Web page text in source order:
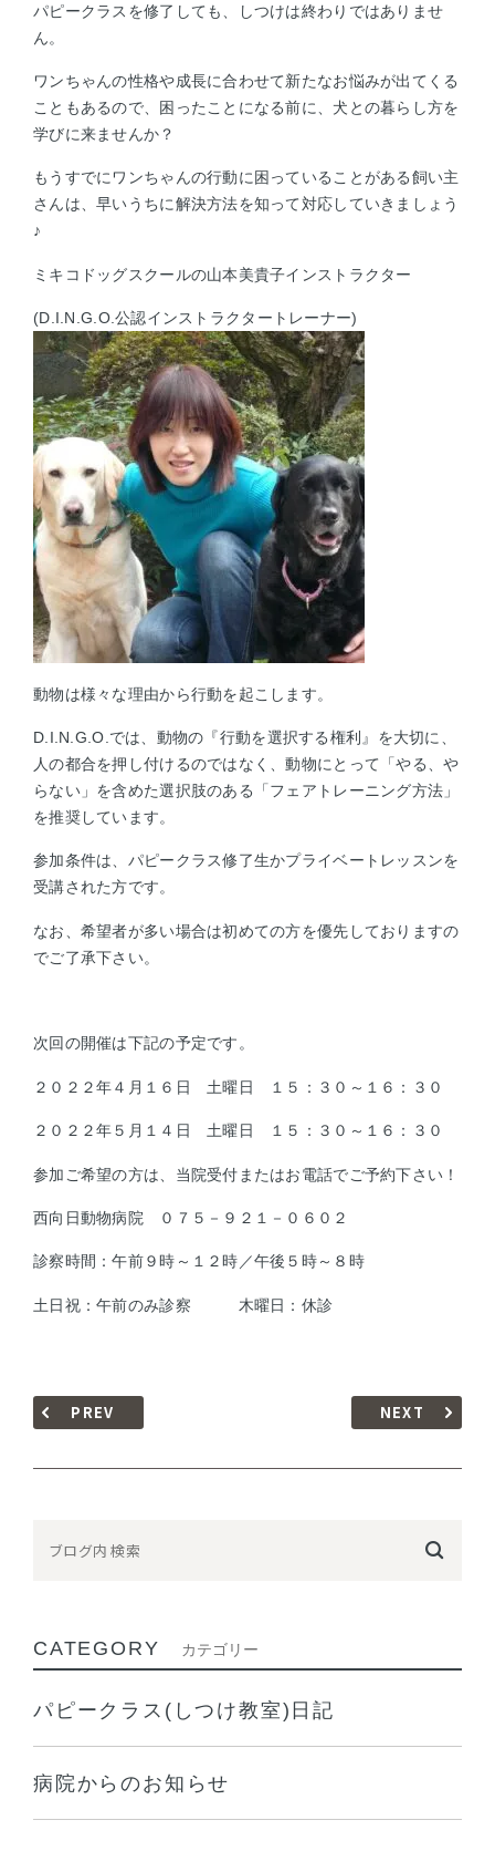
パピークラスを修了しても、しつけは終わりではありませ
ん。
ワンちゃんの性格や成長に合わせて新たなお悩みが出てくる
こともあるので、困ったことになる前に、犬との暮らし方を
学びに来ませんか？
もうすでにワンちゃんの行動に困っていることがある飼い主
さんは、早いうちに解決方法を知って対応していきましょう
♪
ミキコドッグスクールの山本美貴子インストラクター
(D.I.N.G.O.公認インストラクタートレーナー)
動物は様々な理由から行動を起こします。
D.I.N.G.O.では、動物の『行動を選択する権利』を大切に、
人の都合を押し付けるのではなく、動物にとって「やる、や
らない」を含めた選択肢のある「フェアトレーニング方法」
を推奨しています。
参加条件は、パピークラス修了生かプライベートレッスンを
受講された方です。
なお、希望者が多い場合は初めての方を優先しておりますの
でご了承下さい。
次回の開催は下記の予定です。
２０２２年４月１６日 土曜日 １５：３０～１６：３０
２０２２年５月１４日 土曜日 １５：３０～１６：３０
参加ご希望の方は、当院受付またはお電話でご予約下さい！
西向日動物病院 ０７５－９２１－０６０２
診察時間：午前９時～１２時／午後５時～８時
土日祝：午前のみ診察 木曜日：休診
PREV NEXT
CATEGORY カテゴリー
パピークラス(しつけ教室)日記
病院からのお知らせ